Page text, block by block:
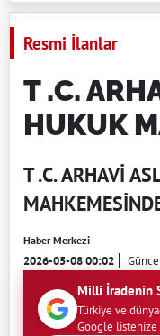
Resmi İlanlar
T .C.
HUKUK
T .C. ARHAVİ
Haber Merkezi
2026-05-08 00:02
Milli İradenin
Türkiye ve
Google